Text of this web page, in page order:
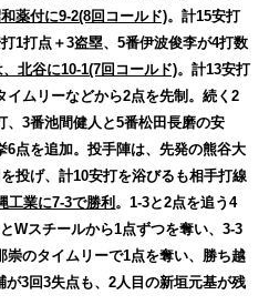
薬付に9-2(8回コールド)。計15安打
1打点＋3盗塁、5番伊波俊李が4打数
北谷に10-1(7回コールド)。計13安打
イムリーなどから2点を先制。続く2
、3番池間健人と5番松田長磨の安
6点を追加。投手陣は、先発の熊谷大
投げ、計10安打を浴びるも相手打線
工業に7-3で勝利 。1-3と2点を追う4
Wスチールから1点ずつを奪い、3-3
崇のタイムリーで1点を奪い、勝ち越
3回3失点も、2人目の新垣元基が残